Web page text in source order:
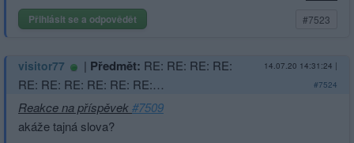
Přihlásit se a odpovědět #7523
visitor77 | Předmět: RE: RE: RE: RE:
RE: RE: RE: RE: RE: RE:…
14.07.20 14:31:24 |
#7524
Reakce na příspěvek#7509
akáže tajná slova?